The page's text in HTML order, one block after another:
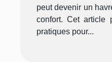
peut devenir un
confort. Cet article
pratiques pour...